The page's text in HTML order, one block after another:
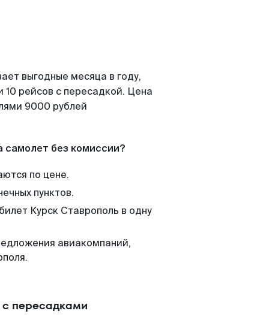
выгодные месяца в году,
рейсов с пересадкой. Цена
9000 рублей
самолет без комиссии?
по цене.
пунктов.
Курск Ставрополь в одну
авиакомпаний,
пересадками